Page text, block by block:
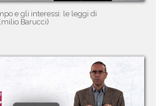
e gli interessi: le leggi di
Barucci)